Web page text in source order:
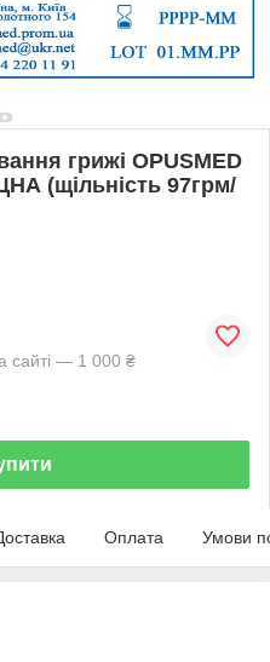
грижі OPUSMED
(щільність 97грм/
сайті — 1 000 ₴
Оплата Умови